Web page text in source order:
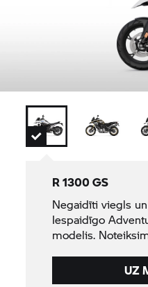
R 1300 GS
Negaidīti viegls
Iespaidīgo
modelis.
UZ